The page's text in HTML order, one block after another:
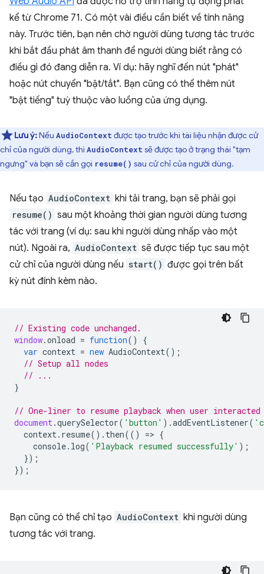
kể từ Chrome 71. Có một vài điều cần biết về tính năng
này. Trước tiên, bạn nên chờ người dùng tương tác trước
khi bắt đầu phát âm thanh để người dùng biết rằng có
điều gì đó đang diễn ra. Ví dụ: hãy nghĩ đến nút "phát"
hoặc nút chuyển "bật/tắt". Bạn cũng có thể thêm nút
"bật tiếng" tuỳ thuộc vào luồng của ứng dụng.
Lưu ý:Nếu AudioContext được tạo trước khi tài liệu nhận được cử
chỉ của người dùng, thì AudioContext sẽ được tạo ở trạng thái "tạm
ngưng" và bạn sẽ cần gọi resume() sau cử chỉ của người dùng.
Nếu tạo AudioContext khi tải trang, bạn sẽ phải gọi
resume() sau một khoảng thời gian người dùng tương
tác với trang (ví dụ: sau khi người dùng nhấp vào một
nút). Ngoài ra, AudioContext sẽ được tiếp tục sau một
cử chỉ của người dùng nếu start() được gọi trên bất
kỳ nút đính kèm nào.
// Existing code unchanged.
window.onload = function()
{
var context = new AudioContext();
// Setup all nodes
// ...
}
// One-liner to resume playback when user
document .querySelector( 'button' ).addEventListener(
context . resume(). then(() => {
console. log( 'Playback resumed successfully' );
});
});
Bạn cũng có thể chỉ tạo AudioContext khi người dùng
tương tác với trang.